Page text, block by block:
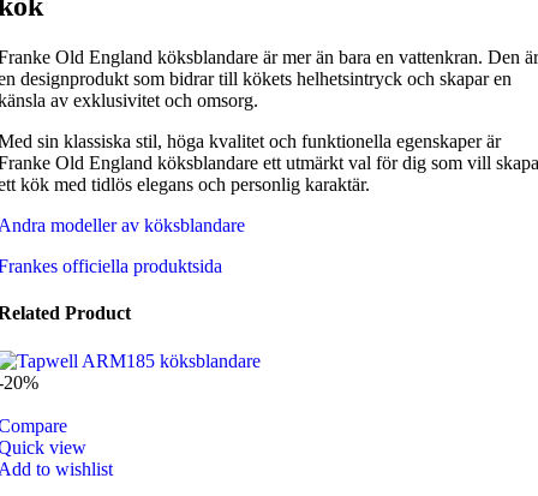
Old England köksblandare är mer än bara en vattenkran. Den är
designprodukt som bidrar till kökets helhetsintryck och skapar en
av exklusivitet och omsorg.
sin klassiska stil, höga kvalitet och funktionella egenskaper är
Old England köksblandare ett utmärkt val för dig som vill skapa
kök med tidlös elegans och personlig karaktär.
modeller av köksblandare
officiella produktsida
Product
20%
view
to wishlist